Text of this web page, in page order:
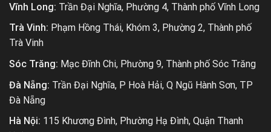
Vĩnh Long: Trần Đại Nghĩa, Phường 4, Thành phố Vĩnh Long
Trà Vinh: Phạm Hồng Thái, Khóm 3, Phường 2, Thành phố
Trà Vinh
Sóc Trăng: Mạc Đĩnh Chi, Phường 9, Thành phố Sóc Trăng
Đà Nẵng: Trần Đại Nghĩa, P Hoà Hải, Q Ngũ Hành Sơn, TP
Đà Nẵng
Hà Nội: 115 Khương Đình, Phường Hạ Đình, Quận Thanh